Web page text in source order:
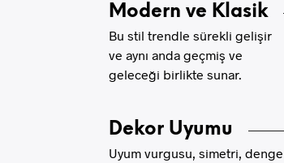
Modern ve Klasik
Bu stil trendle sürekli gelişir
ve aynı anda geçmiş ve
geleceği birlikte sunar.
Dekor Uyumu
Uyum vurgusu, simetri, denge